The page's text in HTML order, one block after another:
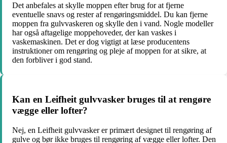
Det anbefales at skylle moppen efter brug for at fjerne
eventuelle snavs og rester af rengøringsmiddel. Du kan fjerne
moppen fra gulvvaskeren og skylle den i vand. Nogle modeller
har også aftagelige moppehoveder, der kan vaskes i
vaskemaskinen. Det er dog vigtigt at læse producentens
instruktioner om rengøring og pleje af moppen for at sikre, at
den forbliver i god stand.
Kan en Leifheit gulvvasker bruges til at rengøre
vægge eller lofter?
Nej, en Leifheit gulvvasker er primært designet til rengøring af
gulve og bør ikke bruges til rengøring af vægge eller lofter. Den